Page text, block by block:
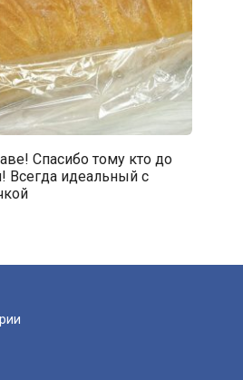
Спасибо тому кто до
Всегда идеальный с